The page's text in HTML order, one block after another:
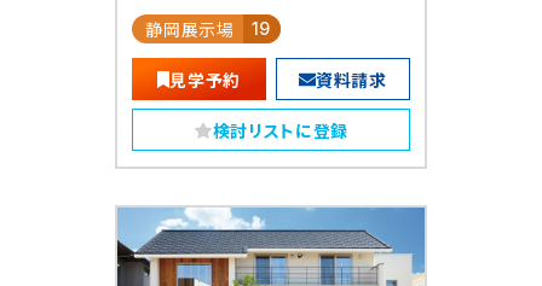
静岡展示場 19
見学予約 資料請求
検討リストに登録